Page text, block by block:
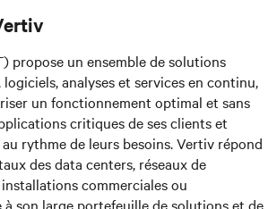
propose un ensemble de solutions
analyses et services en continu,
un fonctionnement optimal et sans
critiques de ses clients et
au rythme de leurs besoins. Vertiv répond
des data centers, réseaux de
commerciales ou
à son large portefeuille de solutions et de